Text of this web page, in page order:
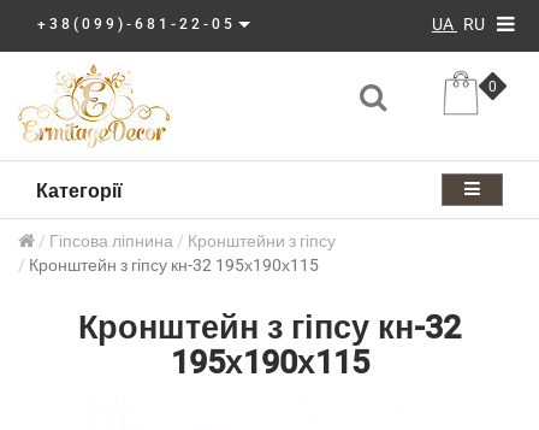
+38(099)-681-22-05 UA RU
0
Категорії
Гіпсова ліпнина
Кронштейни з гіпсу
Кронштейн з гіпсу кн-32 195х190х115
Кронштейн з гіпсу кн-32
195х190х115